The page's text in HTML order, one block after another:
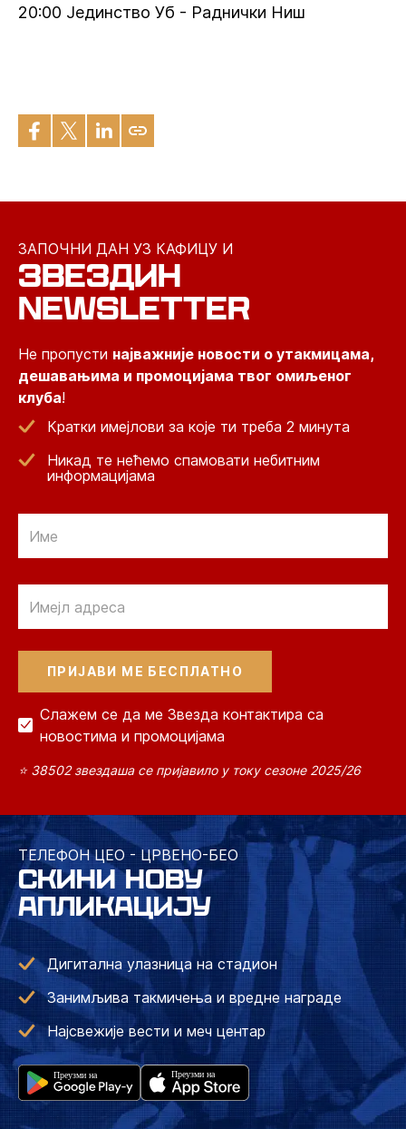
20:00 Јединство Уб - Раднички Ниш
ЗАПОЧНИ ДАН УЗ КАФИЦУ И
ЗВЕЗДИН
NEWSLETTER
Не пропусти најважније новости о утакмицама,
дешавањима и промоцијама твог омиљеног
клуба!
Кратки имејлови за које ти треба 2 минута
Никад те нећемо спамовати небитним
информацијама
Слажем се да ме Звезда контактира са
новостима и промоцијама
⭐ 38502 звездаша се пријавило у току сезоне 2025/26
ТЕЛЕФОН ЦЕО - ЦРВЕНО-БЕО
СКИНИ НОВУ
АПЛИКАЦИЈУ
Дигитална улазница на стадион
Занимљива такмичења и вредне награде
Најсвежије вести и меч центар